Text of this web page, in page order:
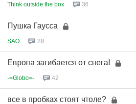
Think outside the box 36
Пушка Гаусса
SAO 28
Европа загибается от снега!
-=Globo=- 42
все в пробках стоят чтоле?